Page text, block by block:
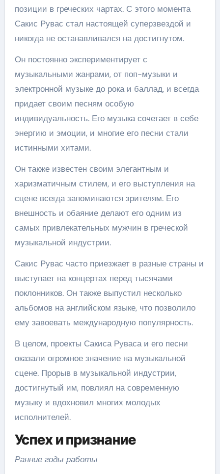
позиции в греческих чартах. С этого момента
Сакис Рувас стал настоящей суперзвездой и
никогда не останавливался на достигнутом.
Он постоянно экспериментирует с
музыкальными жанрами, от поп-музыки и
электронной музыке до рока и баллад, и всегда
придает своим песням особую
индивидуальность. Его музыка сочетает в себе
энергию и эмоции, и многие его песни стали
истинными хитами.
Он также известен своим элегантным и
харизматичным стилем, и его выступления на
сцене всегда запоминаются зрителям. Его
внешность и обаяние делают его одним из
самых привлекательных мужчин в греческой
музыкальной индустрии.
Сакис Рувас часто приезжает в разные страны и
выступает на концертах перед тысячами
поклонников. Он также выпустил несколько
альбомов на английском языке, что позволило
ему завоевать международную популярность.
В целом, проекты Сакиса Руваса и его песни
оказали огромное значение на музыкальной
сцене. Прорыв в музыкальной индустрии,
достигнутый им, повлиял на современную
музыку и вдохновил многих молодых
исполнителей.
Успех и признание
Ранние годы работы